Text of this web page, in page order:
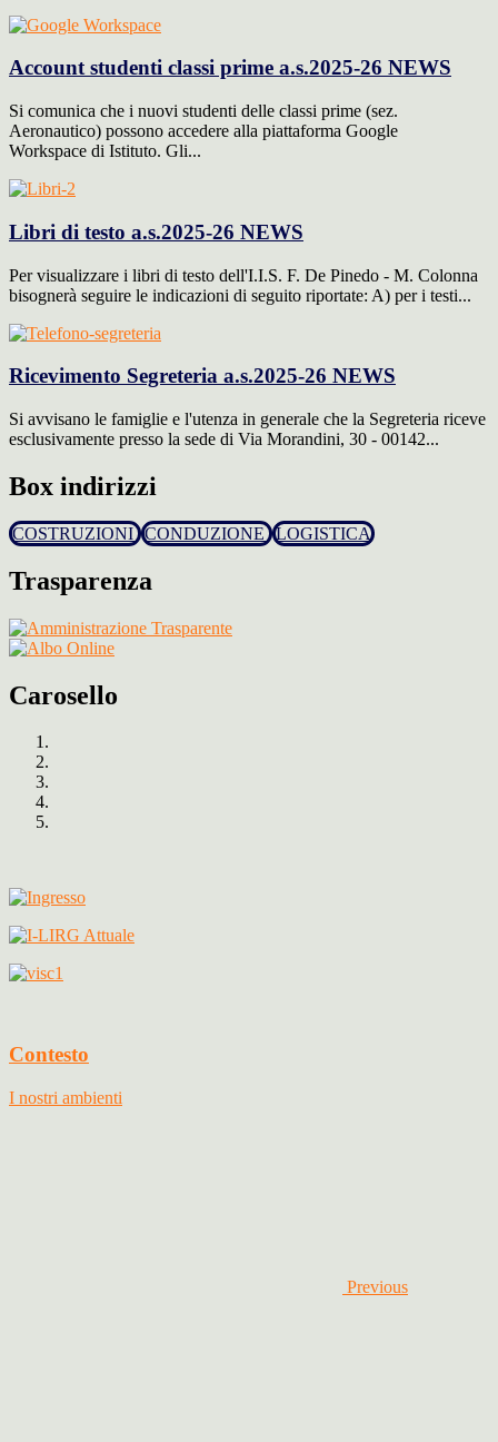
Account studenti classi prime a.s.2025-26 NEWS
Si comunica che i nuovi studenti delle classi prime (sez.
Aeronautico) possono accedere alla piattaforma Google
Workspace di Istituto. Gli...
Libri di testo a.s.2025-26 NEWS
Per visualizzare i libri di testo dell'I.I.S. F. De Pinedo - M. Colonna
bisognerà seguire le indicazioni di seguito riportate: A) per i testi...
Ricevimento Segreteria a.s.2025-26 NEWS
Si avvisano le famiglie e l'utenza in generale che la Segreteria riceve
esclusivamente presso la sede di Via Morandini, 30 - 00142...
Box indirizzi
COSTRUZIONI CONDUZIONE LOGISTICA
Trasparenza
Carosello
Contesto
I nostri ambienti
Previous